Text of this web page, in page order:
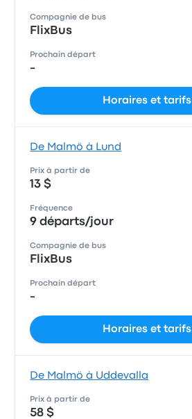
Compagnie de bus
FlixBus
Prochain départ
-
Horaires et tarifs
De Malmö à Lund
Prix à partir de
13 $
Fréquence
9 départs/jour
Compagnie de bus
FlixBus
Prochain départ
-
Horaires et tarifs
De Malmö à Uddevalla
Prix à partir de
58 $